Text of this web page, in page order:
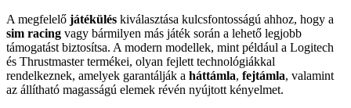
A megfelelő játékülés kiválasztása kulcsfontosságú ahhoz, hogy a
sim racing vagy bármilyen más játék során a lehető legjobb
támogatást biztosítsa. A modern modellek, mint például a Logitech
és Thrustmaster termékei, olyan fejlett technológiákkal
rendelkeznek, amelyek garantálják a háttámla, fejtámla, valamint
az állítható magasságú elemek révén nyújtott kényelmet.